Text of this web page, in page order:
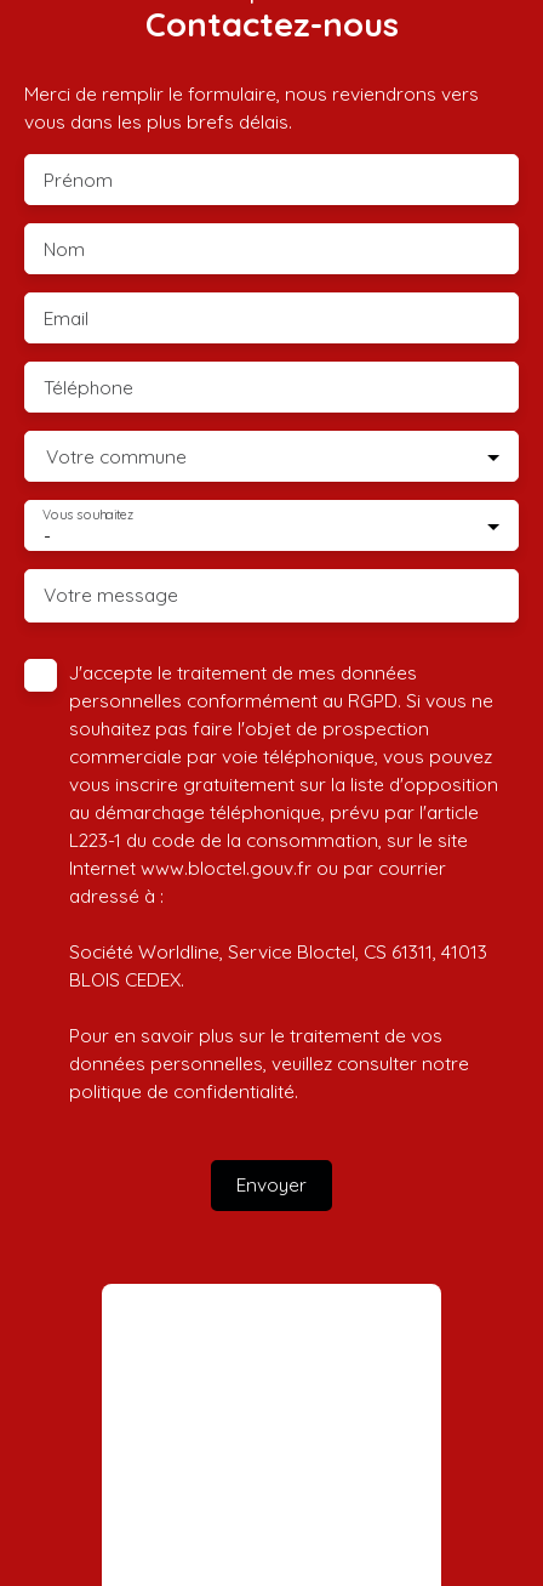
Contactez-nous
Merci de remplir le formulaire, nous reviendrons vers
vous dans les plus brefs délais.
Prénom
Nom
Email
Téléphone
Votre commune
-
Vous souhaitez
Votre message
J'accepte le traitement de mes données
personnelles conformément au RGPD. Si vous ne
souhaitez pas faire l'objet de prospection
commerciale par voie téléphonique, vous pouvez
vous inscrire gratuitement sur la liste d'opposition
au démarchage téléphonique, prévu par l'article
L223-1 du code de la consommation, sur le site
Internet www.bloctel.gouv.fr ou par courrier
adressé à :
Société Worldline, Service Bloctel, CS 61311, 41013
BLOIS CEDEX.
Pour en savoir plus sur le traitement de vos
données personnelles, veuillez consulter notre
politique de confidentialité.
Envoyer